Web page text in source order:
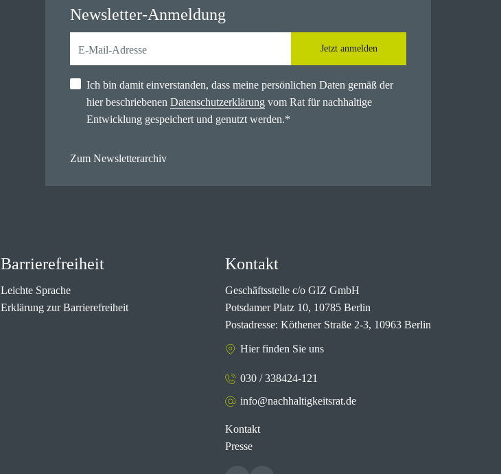
Newsletter-Anmeldung
Jetzt anmelden
Ich bin damit einverstanden, dass meine persönlichen Daten gemäß der
hier beschriebenen Datenschutzerklärung vom Rat für nachhaltige
Entwicklung gespeichert und genutzt werden.*
Zum Newsletterarchiv
Barrierefreiheit
Leichte Sprache
Erklärung zur Barrierefreiheit
Kontakt
Geschäftsstelle c/o GIZ GmbH
Potsdamer Platz 10, 10785 Berlin
Postadresse: Köthener Straße 2-3, 10963 Berlin
Hier finden Sie uns
030 / 338424-121
info@nachhaltigkeitsrat.de
Kontakt
Presse